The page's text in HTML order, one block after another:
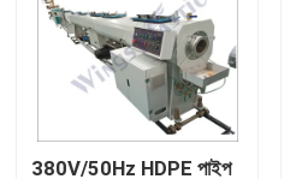
প্লাস্টিক পাইপ এক্সট্রুশন লাইন
প্লাস্টিক টিউব এক্সট্রুডার মেশিন
এইচডিপিই পাইপ এক্সট্রুডার মেশিন
380V/50Hz HDPE পাইপ